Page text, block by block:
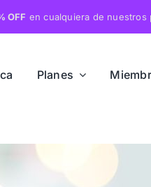
OFF en cualquiera de nuestros
Planes